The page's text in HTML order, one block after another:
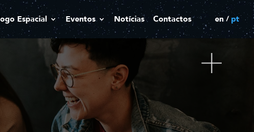
Espacial Eventos Notícias Contactos en pt